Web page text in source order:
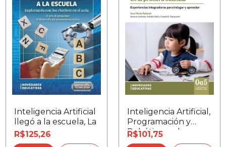
Inteligencia Artificial
llegó a la escuela, La
R$125,26
Inteligencia Artificial,
Programación y
Robótica en la
primera infancia
R$101,75